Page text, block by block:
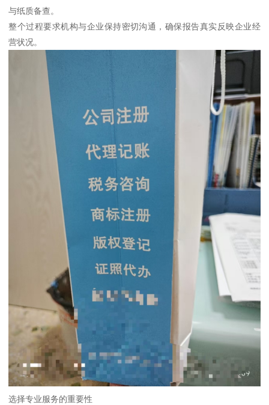
与纸质备查。
整个过程要求机构与企业保持密切沟通，确保报告真实反映企业经
营状况。
选择专业服务的重要性